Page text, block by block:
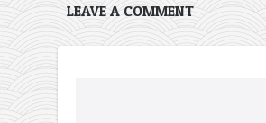
LEAVE A COMMENT